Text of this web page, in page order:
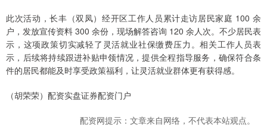
此次活动，长丰（双凤）经开区工作人员累计走访居民家庭 100 余
户，发放宣传资料 300 余份，现场解答咨询 120 余人次。不少居民表
示，这项政策切实减轻了灵活就业社保缴费压力。相关工作人员表
示，后续将持续跟进补贴申领情况，提供全程指导服务，确保符合条
件的居民都能及时享受政策福利，让灵活就业群体更有获得感。
（胡荣荣）配资实盘证券配资门户
配资网提示：文章来自网络，不代表本站观点。